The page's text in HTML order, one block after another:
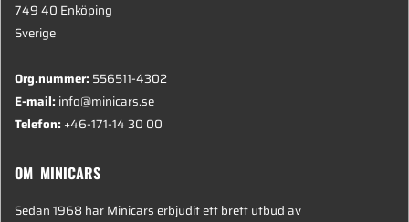
749 40 Enköping
Sverige
Org.nummer:556511-4302
E-mail:info@minicars.se
Telefon:+46-171-14 30 00
OM MINICARS
Sedan 1968 har Minicars erbjudit ett brett utbud av